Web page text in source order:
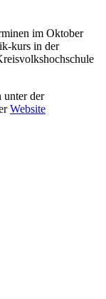
im Oktober
kurs in der
unter der
Website